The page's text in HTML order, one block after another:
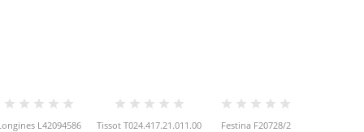
L42094586 Tissot T024.417.21.011.00 Festina F20728/2